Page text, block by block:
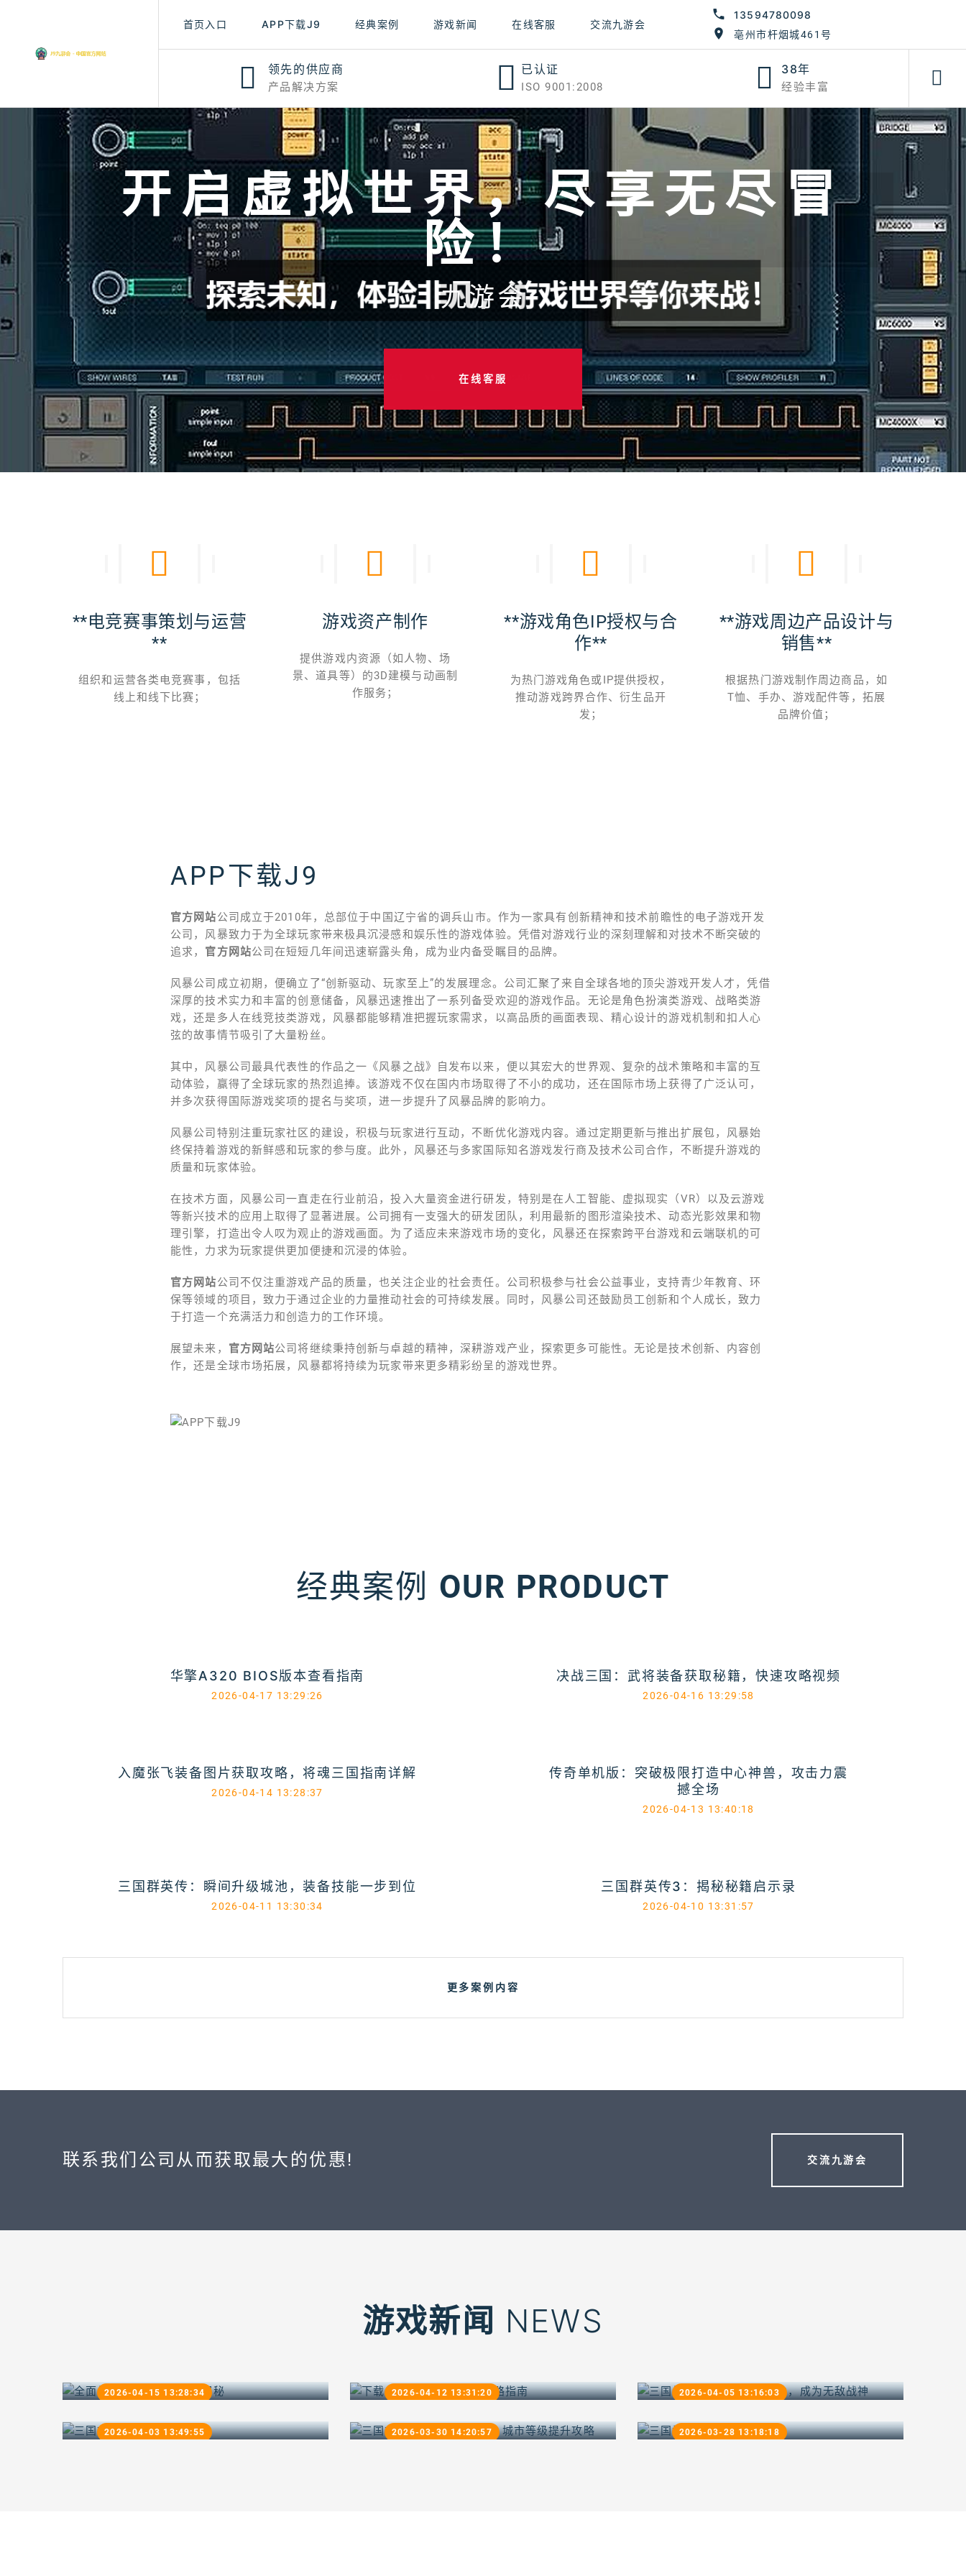
13594780098
亳州市杆烟城461号
首页入口 APP下载J9 经典案例 游戏新闻 在线客服 交流九游会
领先的供应商
产品解决方案
已认证
ISO 9001:2008
38年
经验丰富
，属于此刻！
**电竞赛事策划与运营
**
组织和运营各类电竞赛事，包括
线上和线下比赛；
游戏资产制作
提供游戏内资源（如人物、场
景、道具等）的3D建模与动画制
作服务；
**游戏角色IP授权与合
作**
为热门游戏角色或IP提供授权，
推动游戏跨界合作、衍生品开
发；
**游戏周边产品设计与
销售**
根据热门游戏制作周边商品，如
T恤、手办、游戏配件等，拓展
品牌价值；
APP下载J9
官方网站公司成立于2010年，总部位于中国辽宁省的调兵山市。作为一家具有创新精神和技术前瞻性的电子游戏开发
公司，风暴致力于为全球玩家带来极具沉浸感和娱乐性的游戏体验。凭借对游戏行业的深刻理解和对技术不断突破的
追求， 官方网站公司在短短几年间迅速崭露头角，成为业内备受瞩目的品牌。
风暴公司成立初期，便确立了“创新驱动、玩家至上”的发展理念。公司汇聚了来自全球各地的顶尖游戏开发人才，凭借
深厚的技术实力和丰富的创意储备，风暴迅速推出了一系列备受欢迎的游戏作品。无论是角色扮演类游戏、战略类游
戏，还是多人在线竞技类游戏，风暴都能够精准把握玩家需求，以高品质的画面表现、精心设计的游戏机制和扣人心
弦的故事情节吸引了大量粉丝。
其中，风暴公司最具代表性的作品之一《风暴之战》自发布以来，便以其宏大的世界观、复杂的战术策略和丰富的互
动体验，赢得了全球玩家的热烈追捧。该游戏不仅在国内市场取得了不小的成功，还在国际市场上获得了广泛认可，
并多次获得国际游戏奖项的提名与奖项，进一步提升了风暴品牌的影响力。
风暴公司特别注重玩家社区的建设，积极与玩家进行互动，不断优化游戏内容。通过定期更新与推出扩展包，风暴始
终保持着游戏的新鲜感和玩家的参与度。此外，风暴还与多家国际知名游戏发行商及技术公司合作，不断提升游戏的
质量和玩家体验。
在技术方面，风暴公司一直走在行业前沿，投入大量资金进行研发，特别是在人工智能、虚拟现实（VR）以及云游戏
等新兴技术的应用上取得了显著进展。公司拥有一支强大的研发团队，利用最新的图形渲染技术、动态光影效果和物
理引擎，打造出令人叹为观止的游戏画面。为了适应未来游戏市场的变化，风暴还在探索跨平台游戏和云端联机的可
能性，力求为玩家提供更加便捷和沉浸的体验。
官方网站公司不仅注重游戏产品的质量，也关注企业的社会责任。公司积极参与社会公益事业，支持青少年教育、环
保等领域的项目，致力于通过企业的力量推动社会的可持续发展。同时，风暴公司还鼓励员工创新和个人成长，致力
于打造一个充满活力和创造力的工作环境。
展望未来， 官方网站公司将继续秉持创新与卓越的精神，深耕游戏产业，探索更多可能性。无论是技术创新、内容创
作，还是全球市场拓展，风暴都将持续为玩家带来更多精彩纷呈的游戏世界。
经典案例 OUR PRODUCT
华擎A320 BIOS版本查看指南
2026-04-17 13:29:26
决战三国：武将装备获取秘籍，快速攻略视频
2026-04-16 13:29:58
入魔张飞装备图片获取攻略，将魂三国指南详解
2026-04-14 13:28:37
传奇单机版：突破极限打造中心神兽，攻击力震
撼全场
2026-04-13 13:40:18
三国群英传：瞬间升级城池，装备技能一步到位
2026-04-11 13:30:34
三国群英传3：揭秘秘籍启示录
2026-04-10 13:31:57
更多案例内容
联系我们公司从而获取最大的优惠! 交流九游会
游戏新闻 NEWS
2026-04-15 13:28:34 2026-04-12 13:31:20 2026-04-05 13:16:03
三国志：探寻版本之谜
2026-04-03 13:49:55
三国志11：武将属性中心，城
市等级提升攻略
2026-03-30 14:20:57
三国初期如何赚钱
2026-03-28 13:18:18